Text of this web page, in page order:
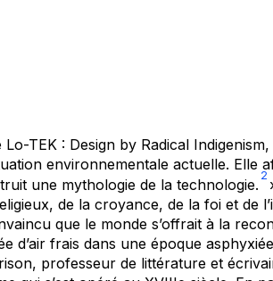
Lo-TEK : Design by Radical Indigenism,
environnementale actuelle. Elle
une mythologie de la technologie.
2
de la croyance, de la foi et de
que le monde s’offrait à la
d’air frais dans une époque
professeur de littérature et